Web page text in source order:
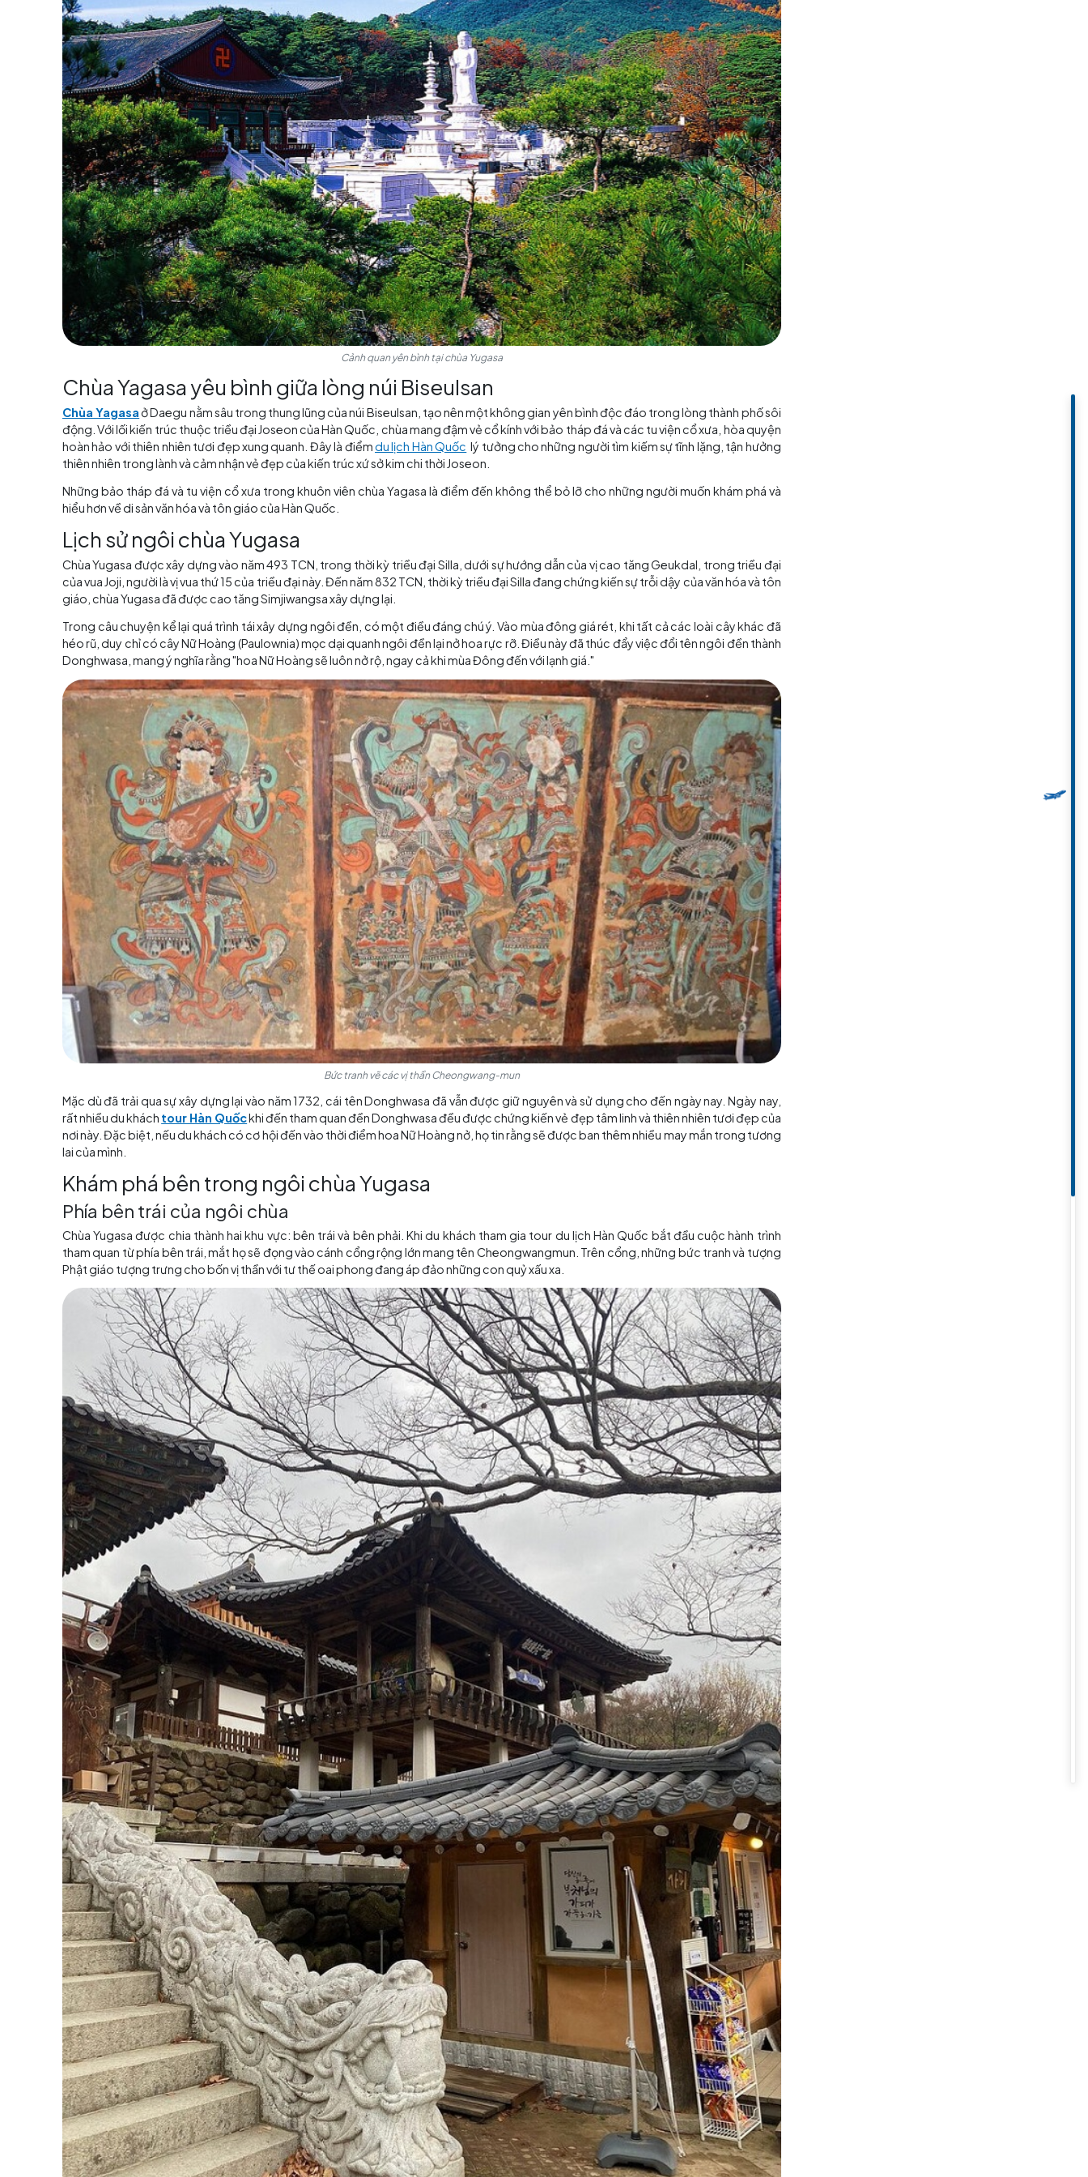
Chùa Yagasa yêu bình giữa lòng núi Biseulsan
động. Với lối kiến trúc thuộc triều đại Joseon của Hàn Quốc, chùa mang đậm vẻ cổ kính với bảo tháp đá và các tu viện cổ xưa, hòa quyện
hoàn hảo với thiên nhiên tươi đẹp xung quanh. Đây là điểmdu lịch Hàn Quốclý tưởng cho những người tìm kiếm sự tĩnh lặng, tận hưởng
thiên nhiên trong lành và cảm nhận vẻ đẹp của kiến trúc xứ sở kim chi thời Joseon.
Những bảo tháp đá và tu viện cổ xưa trong khuôn viên chùa Yagasa là điểm đến không thể bỏ lỡ cho những người muốn khám phá và
hiểu hơn về di sản văn hóa và tôn giáo của Hàn Quốc.
Lịch sử ngôi chùa Yugasa
Chùa Yugasa được xây dựng vào năm 493 TCN, trong thời kỳ triều đại Silla, dưới sự hướng dẫn của vị cao tăng Geukdal, trong triều đại
của vua Joji, người là vị vua thứ 15 của triều đại này. Đến năm 832 TCN, thời kỳ triều đại Silla đang chứng kiến sự trỗi dậy của văn hóa và tôn
giáo, chùa Yugasa đã được cao tăng Simjiwangsa xây dựng lại.
Trong câu chuyện kể lại quá trình tái xây dựng ngôi đền, có một điều đáng chú ý. Vào mùa đông giá rét, khi tất cả các loài cây khác đã
héo rũ, duy chỉ có cây Nữ Hoàng (Paulownia) mọc dại quanh ngôi đền lại nở hoa rực rỡ. Điều này đã thúc đẩy việc đổi tên ngôi đền thành
Donghwasa, mang ý nghĩa rằng "hoa Nữ Hoàng sẽ luôn nở rộ, ngay cả khi mùa Đông đến với lạnh giá."
Bức tranh vẽ các vị thần Cheongwang-mun
Mặc dù đã trải qua sự xây dựng lại vào năm 1732, cái tên Donghwasa đã vẫn được giữ nguyên và sử dụng cho đến ngày nay. Ngày nay,
rất nhiều du kháchtour Hàn Quốckhi đến tham quan đền Donghwasa đều được chứng kiến vẻ đẹp tâm linh và thiên nhiên tươi đẹp của
nơi này. Đặc biệt, nếu du khách có cơ hội đến vào thời điểm hoa Nữ Hoàng nở, họ tin rằng sẽ được ban thêm nhiều may mắn trong tương
lai của mình.
Khám phá bên trong ngôi chùa Yugasa
Phía bên trái của ngôi chùa
Chùa Yugasa được chia thành hai khu vực: bên trái và bên phải. Khi du khách tham gia tour du lịch Hàn Quốc bắt đầu cuộc hành trình
tham quan từ phía bên trái, mắt họ sẽ đọng vào cánh cổng rộng lớn mang tên Cheongwangmun. Trên cổng, những bức tranh và tượng
Phật giáo tượng trưng cho bốn vị thần với tư thế oai phong đang áp đảo những con quỷ xấu xa.